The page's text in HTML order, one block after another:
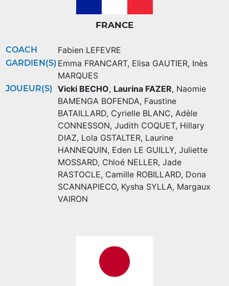
FRANCE
COACH Fabien LEFEVRE
GARDIEN(S) Emma FRANCART, Elisa GAUTIER, Inès
MARQUES
JOUEUR(S) Vicki BECHO, Laurina FAZER, Naomie
BAMENGA BOFENDA, Faustine
BATAILLARD, Cyrielle BLANC, Adèle
CONNESSON, Judith COQUET, Hillary
DIAZ, Lola GSTALTER, Laurine
HANNEQUIN, Eden LE GUILLY, Juliette
MOSSARD, Chloé NELLER, Jade
RASTOCLE, Camille ROBILLARD, Dona
SCANNAPIECO, Kysha SYLLA, Margaux
VAIRON